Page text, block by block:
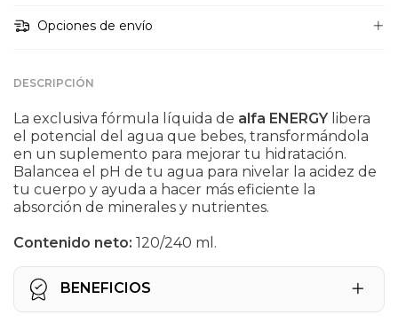
Opciones de envío
DESCRIPCIÓN
La exclusiva fórmula líquida de alfa ENERGYlibera
el potencial del agua que bebes, transformándola
en un suplemento para mejorar tu hidratación.
Balancea el pH de tu agua para nivelar la acidez de
tu cuerpo y ayuda a hacer más eficiente la
absorción de minerales y nutrientes.
Contenido neto: 120/240 ml.
BENEFICIOS